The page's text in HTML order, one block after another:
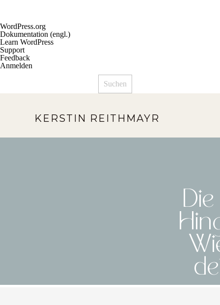
Über
WordPress
WordPress.org
Dokumentation (engl.)
Learn WordPress
Support
Feedback
Anmelden
Suchen
KERSTIN REITHMAYR